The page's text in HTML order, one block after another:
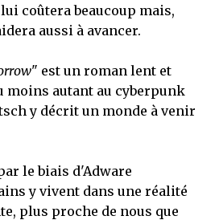
coûtera beaucoup mais,
aussi à avancer.
" est un roman lent et
moins autant au cyberpunk
y décrit un monde à venir
le biais d'Adware
y vivent dans une réalité
plus proche de nous que